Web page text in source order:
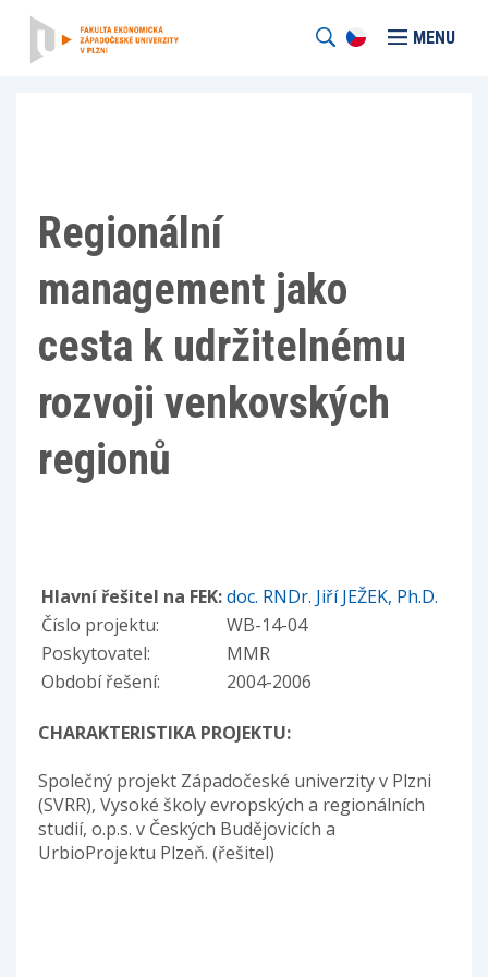
MENU
Regionální
management jako
cesta k udržitelnému
rozvoji venkovských
regionů
Hlavní řešitel na FEK:doc. RNDr. Jiří JEŽEK, Ph.D.
Číslo projektu:
WB-14-04
Poskytovatel:
MMR
Období řešení:
2004-2006
CHARAKTERISTIKA PROJEKTU:
Společný projekt Západočeské univerzity v Plzni
(SVRR), Vysoké školy evropských a regionálních
studií, o.p.s. v Českých Budějovicích a
UrbioProjektu Plzeň. (řešitel)